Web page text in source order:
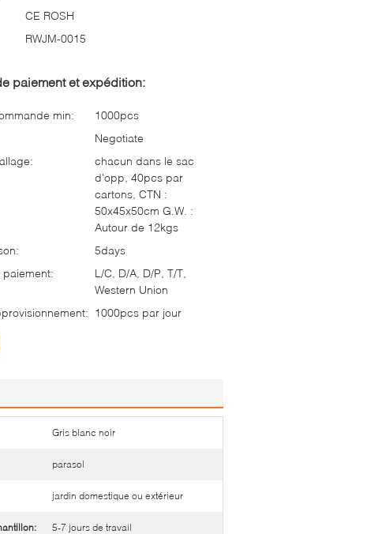
CE ROSH
RWJM-0015
paiement et expédition:
min:
1000pcs
Negotiate
chacun dans le sac
d'opp, 40pcs par
cartons, CTN :
50x45x50cm G.W. :
Autour de 12kgs
5days
L/C, D/A, D/P, T/T,
Western Union
1000pcs par jour
Gris blanc noir
parasol
jardin domestique ou extérieur
5-7 jours de travail